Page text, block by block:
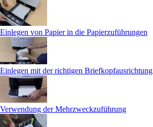
Einlegen von Papier in die Papierzuführungen
Einlegen mit der richtigen Briefkopfausrichtung
Verwendung der Mehrzweckzuführung